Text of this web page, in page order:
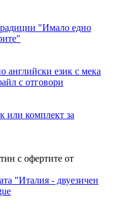
"Имало едно
английски език с мека
с отговори
или комплект за
с офертите от
"Италия - двуезичен